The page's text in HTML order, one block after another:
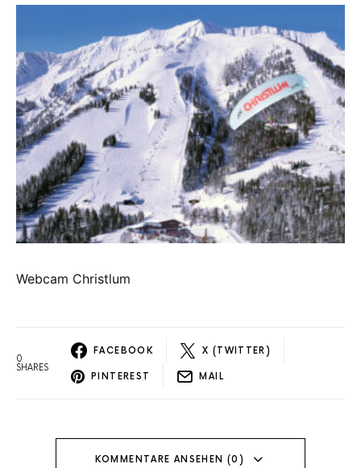
Webcam Christlum
0
SHARES
FACEBOOK X (TWITTER)
PINTEREST MAIL
KOMMENTARE ANSEHEN (0)